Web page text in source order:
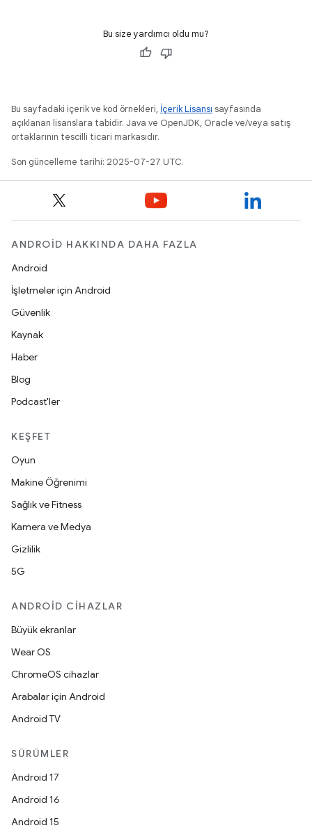
Bu size yardımcı oldu mu?
Bu sayfadaki içerik ve kod örnekleri, İçerik Lisansı sayfasında
açıklanan lisanslara tabidir. Java ve OpenJDK, Oracle ve/veya satış
ortaklarının tescilli ticari markasıdır.
Son güncelleme tarihi: 2025-07-27 UTC.
ANDROID HAKKINDA DAHA FAZLA
Android
İşletmeler için Android
Güvenlik
Kaynak
Haber
Blog
Podcast'ler
KEŞFET
Oyun
Makine Öğrenimi
Sağlık ve Fitness
Kamera ve Medya
Gizlilik
5G
ANDROID CIHAZLAR
Büyük ekranlar
Wear OS
ChromeOS cihazlar
Arabalar için Android
Android TV
SÜRÜMLER
Android 17
Android 16
Android 15